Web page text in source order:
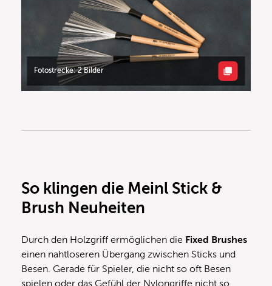
Fotostrecke: 2 Bilder
So klingen die Meinl Stick &
Brush Neuheiten
Durch den Holzgriff ermöglichen die Fixed Brushes
einen nahtloseren Übergang zwischen Sticks und
Besen. Gerade für Spieler, die nicht so oft Besen
spielen oder das Gefühl der Nylongriffe nicht so